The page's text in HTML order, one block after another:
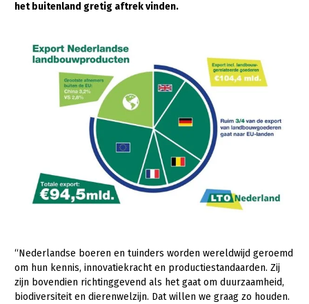
Biologische Landbouw
Geitenhouderij
Kalverhouderij
Konijnenhouderij
Melkveehouderij
Paardenhouderij
Pluimveehouderij
Vleesveehouderij
Plant
het buitenland gretig aftrek vinden.
“Nederlandse boeren en tuinders worden wereldwijd geroemd
om hun kennis, innovatiekracht en productiestandaarden. Zij
zijn bovendien richtinggevend als het gaat om duurzaamheid,
biodiversiteit en dierenwelzijn. Dat willen we graag zo houden.